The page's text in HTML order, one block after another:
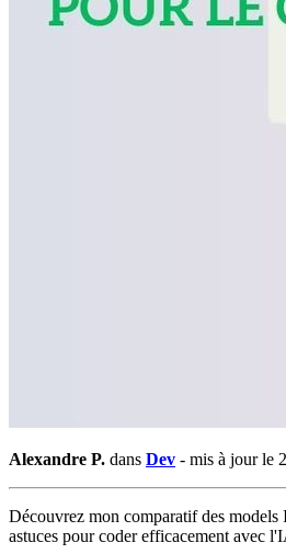
Alexandre P. dans Dev - mis à jour le
Découvrez mon comparatif des models
astuces pour coder efficacement avec